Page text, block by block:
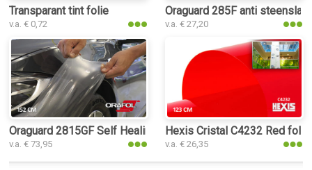
Transparant tint folie
v.a. € 0,72
Oraguard 285F anti
v.a. € 27,20
Oraguard 2815GF Self Healing PPF folie
v.a. € 73,95
Hexis Cristal C4232 Red folie
v.a. € 26,35